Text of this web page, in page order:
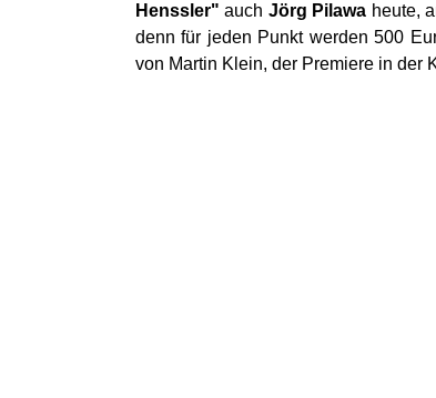
Henssler" auch Jörg Pilawa heute,
denn für jeden Punkt werden 500
von Martin Klein, der Premiere in der